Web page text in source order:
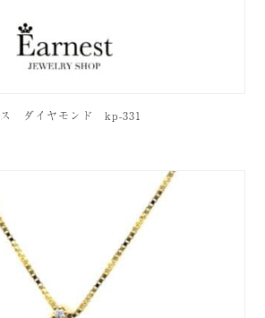
ス ダイヤモンド kp-331